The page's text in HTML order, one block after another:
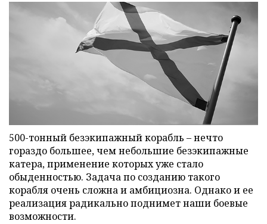
500-тонный безэкипажный корабль – нечто
гораздо большее, чем небольшие безэкипажные
катера, применение которых уже стало
обыденностью. Задача по созданию такого
корабля очень сложна и амбициозна. Однако и ее
реализация радикально поднимет наши боевые
возможности.